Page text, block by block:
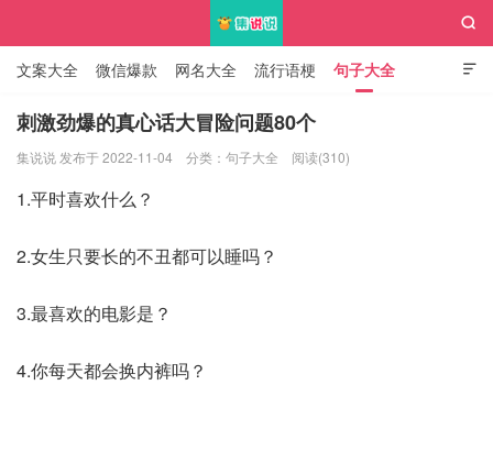

文案大全 微信爆款 网名大全 流行语梗 句子大全
知识大全

刺激劲爆的真心话大冒险问题80个
集说说 发布于 2022-11-04 分类： 句子大全 阅读(310)
1.平时喜欢什么？
2.女生只要长的不丑都可以睡吗？
3.最喜欢的电影是？
4.你每天都会换内裤吗？